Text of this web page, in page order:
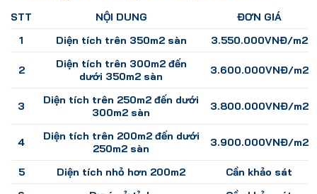
STT NỘI DUNG
ĐƠN GIÁ
1
Diện tích trên 350m2 sàn 3.550.000VNĐ/m2
2
Diện tích trên 300m2 đến
dưới 350m2 sàn
3.600.000VNĐ/m2
3
Diện tích trên 250m2 đến dưới
300m2 sàn
3.800.000VNĐ/m2
4
Diện tích trên 200m2 đến dưới
250m2 sàn
3.900.000VNĐ/m2
5 Diện tích nhỏ hơn 200m2
Cần khảo sát